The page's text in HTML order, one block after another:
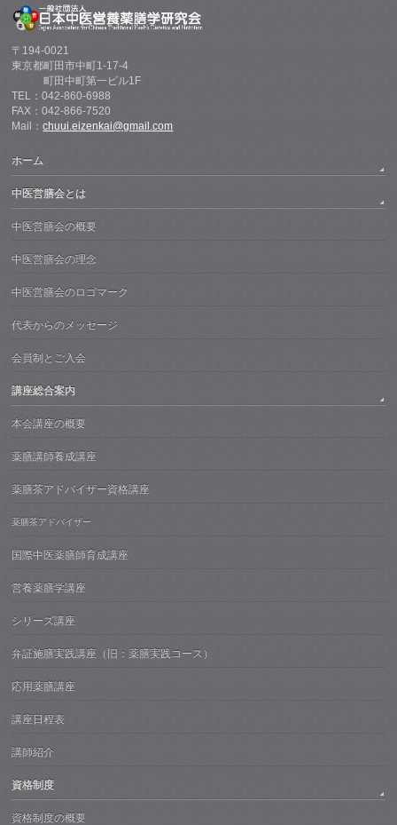
〒194-0021
東京都町田市中町1-17-4
町田中町第一ビル1F
TEL：042-860-6988
FAX：042-866-7520
Mail：chuui.eizenkai@gmail.com
ホーム
中医営膳会とは
中医営膳会の概要
中医営膳会の理念
中医営膳会のロゴマーク
代表からのメッセージ
会員制とご入会
講座総合案内
本会講座の概要
薬膳講師養成講座
薬膳茶アドバイザー資格講座
薬膳茶アドバイザー
国際中医薬膳師育成講座
営養薬膳学講座
シリーズ講座
弁証施膳実践講座（旧：薬膳実践コース）
応用薬膳講座
講座日程表
講師紹介
資格制度
資格制度の概要